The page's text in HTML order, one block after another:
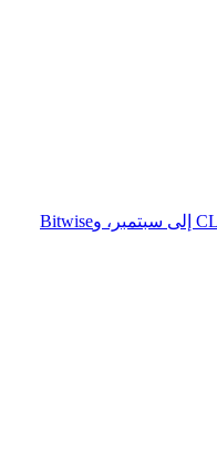
تم تأجيل التصويت على قانون CLARITY إلى سبتمبر، وBitwise